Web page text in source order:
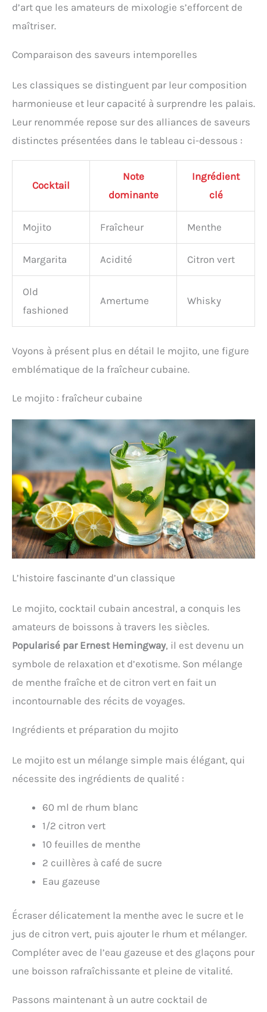
d’art que les amateurs de mixologie s’efforcent de
maîtriser.
Comparaison des saveurs intemporelles
Les classiques se distinguent par leur composition
harmonieuse et leur capacité à surprendre les palais.
Leur renommée repose sur des alliances de saveurs
distinctes présentées dans le tableau ci-dessous :
Cocktail
Note
dominante
Ingrédient
clé
Mojito Fraîcheur Menthe
Margarita Acidité Citron vert
Old
fashioned
Amertume Whisky
Voyons à présent plus en détail le mojito, une figure
emblématique de la fraîcheur cubaine.
Le mojito : fraîcheur cubaine
L’histoire fascinante d’un classique
Le mojito, cocktail cubain ancestral, a conquis les
amateurs de boissons à travers les siècles.
Popularisé par Ernest Hemingway, il est devenu un
symbole de relaxation et d’exotisme. Son mélange
de menthe fraîche et de citron vert en fait un
incontournable des récits de voyages.
Ingrédients et préparation du mojito
Le mojito est un mélange simple mais élégant, qui
nécessite des ingrédients de qualité :
60 ml de rhum blanc
1/2 citron vert
10 feuilles de menthe
2 cuillères à café de sucre
Eau gazeuse
Écraser délicatement la menthe avec le sucre et le
jus de citron vert, puis ajouter le rhum et mélanger.
Compléter avec de l’eau gazeuse et des glaçons pour
une boisson rafraîchissante et pleine de vitalité.
Passons maintenant à un autre cocktail de